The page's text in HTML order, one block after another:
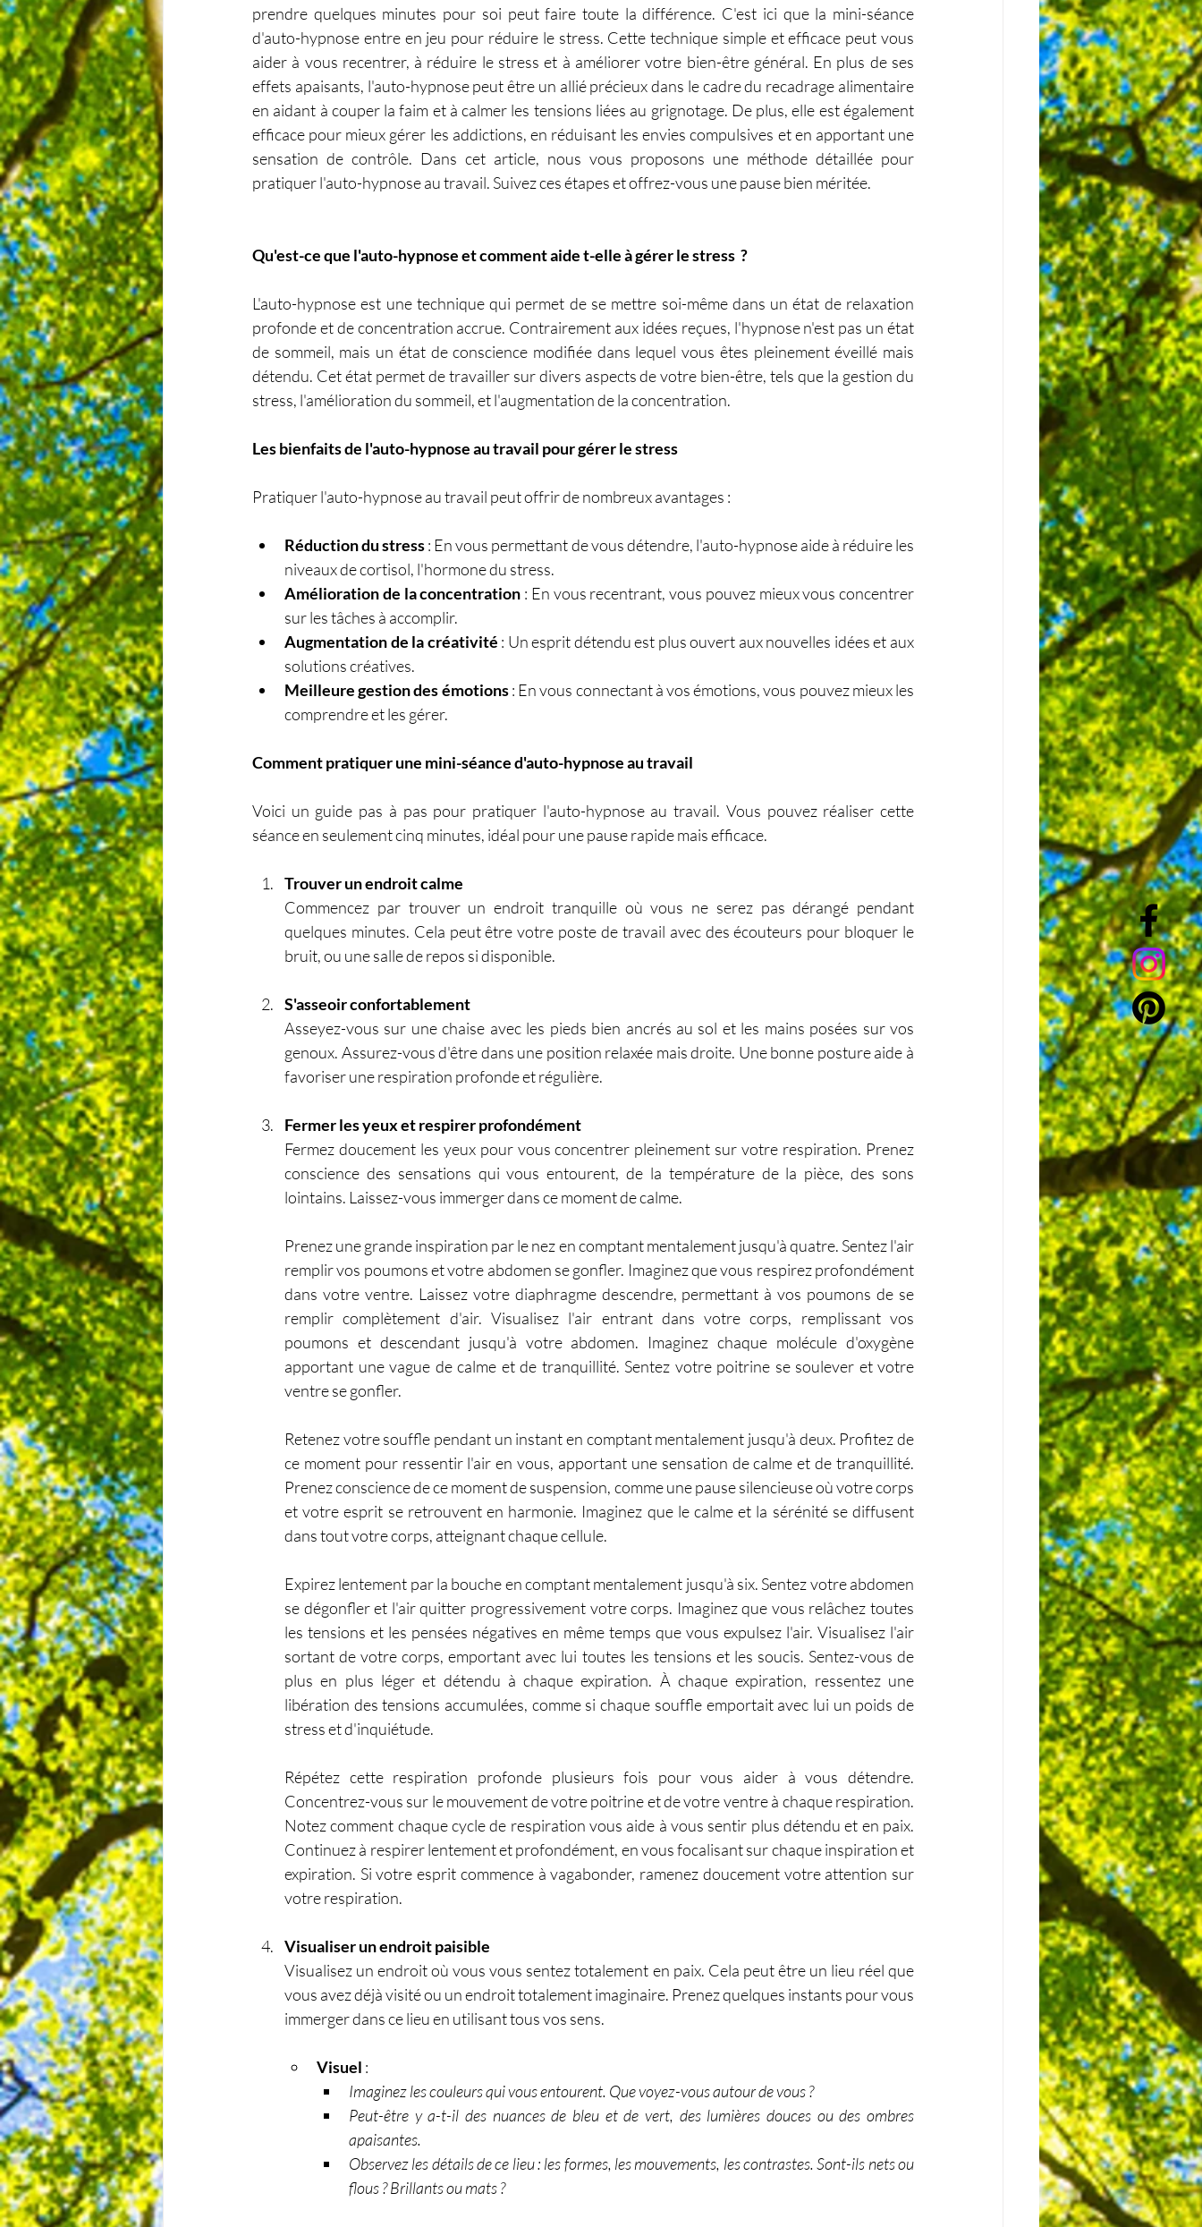
prendre quelques minutes pour soi peut faire toute la différence. C'est ici que la mini-séance
d'auto-hypnose entre en jeu pour réduire le stress. Cette technique simple et efficace peut vous
aider à vous recentrer, à réduire le stress et à améliorer votre bien-être général. En plus de ses
effets apaisants, l'auto-hypnose peut être un allié précieux dans le cadre du recadrage alimentaire
en aidant à couper la faim et à calmer les tensions liées au grignotage. De plus, elle est également
efficace pour mieux gérer les addictions, en réduisant les envies compulsives et en apportant une
sensation de contrôle. Dans cet article, nous vous proposons une méthode détaillée pour
pratiquer l'auto-hypnose au travail. Suivez ces étapes et offrez-vous une pause bien méritée.
Qu'est-ce que l'auto-hypnose et comment aide t-elle à gérer le stress  ?
L'auto-hypnose est une technique qui permet de se mettre soi-même dans un état de relaxation
profonde et de concentration accrue. Contrairement aux idées reçues, l'hypnose n'est pas un état
de sommeil, mais un état de conscience modifiée dans lequel vous êtes pleinement éveillé mais
détendu. Cet état permet de travailler sur divers aspects de votre bien-être, tels que la gestion du
stress, l'amélioration du sommeil, et l'augmentation de la concentration.
Les bienfaits de l'auto-hypnose au travail pour gérer le stress
Pratiquer l'auto-hypnose au travail peut offrir de nombreux avantages :
Réduction du stress : En vous permettant de vous détendre, l'auto-hypnose aide à réduire les
niveaux de cortisol, l'hormone du stress.
Amélioration de la concentration : En vous recentrant, vous pouvez mieux vous concentrer
sur les tâches à accomplir.
Augmentation de la créativité : Un esprit détendu est plus ouvert aux nouvelles idées et aux
solutions créatives.
Meilleure gestion des émotions : En vous connectant à vos émotions, vous pouvez mieux les
comprendre et les gérer.
Comment pratiquer une mini-séance d'auto-hypnose au travail
Voici un guide pas à pas pour pratiquer l'auto-hypnose au travail. Vous pouvez réaliser cette
séance en seulement cinq minutes, idéal pour une pause rapide mais efficace.
Trouver un endroit calme
Commencez par trouver un endroit tranquille où vous ne serez pas dérangé pendant
quelques minutes. Cela peut être votre poste de travail avec des écouteurs pour bloquer le
bruit, ou une salle de repos si disponible.
S'asseoir confortablement
Asseyez-vous sur une chaise avec les pieds bien ancrés au sol et les mains posées sur vos
genoux. Assurez-vous d'être dans une position relaxée mais droite. Une bonne posture aide à
favoriser une respiration profonde et régulière.
Fermer les yeux et respirer profondément
Fermez doucement les yeux pour vous concentrer pleinement sur votre respiration. Prenez
conscience des sensations qui vous entourent, de la température de la pièce, des sons
lointains. Laissez-vous immerger dans ce moment de calme.
Prenez une grande inspiration par le nez en comptant mentalement jusqu'à quatre. Sentez l'air
remplir vos poumons et votre abdomen se gonfler. Imaginez que vous respirez profondément
dans votre ventre. Laissez votre diaphragme descendre, permettant à vos poumons de se
remplir complètement d'air. Visualisez l'air entrant dans votre corps, remplissant vos
poumons et descendant jusqu'à votre abdomen. Imaginez chaque molécule d'oxygène
apportant une vague de calme et de tranquillité. Sentez votre poitrine se soulever et votre
ventre se gonfler.
Retenez votre souffle pendant un instant en comptant mentalement jusqu'à deux. Profitez de
ce moment pour ressentir l'air en vous, apportant une sensation de calme et de tranquillité.
Prenez conscience de ce moment de suspension, comme une pause silencieuse où votre corps
et votre esprit se retrouvent en harmonie. Imaginez que le calme et la sérénité se diffusent
dans tout votre corps, atteignant chaque cellule.
Expirez lentement par la bouche en comptant mentalement jusqu'à six. Sentez votre abdomen
se dégonfler et l'air quitter progressivement votre corps. Imaginez que vous relâchez toutes
les tensions et les pensées négatives en même temps que vous expulsez l'air. Visualisez l'air
sortant de votre corps, emportant avec lui toutes les tensions et les soucis. Sentez-vous de
plus en plus léger et détendu à chaque expiration. À chaque expiration, ressentez une
libération des tensions accumulées, comme si chaque souffle emportait avec lui un poids de
stress et d'inquiétude.
Répétez cette respiration profonde plusieurs fois pour vous aider à vous détendre.
Concentrez-vous sur le mouvement de votre poitrine et de votre ventre à chaque respiration.
Notez comment chaque cycle de respiration vous aide à vous sentir plus détendu et en paix.
Continuez à respirer lentement et profondément, en vous focalisant sur chaque inspiration et
expiration. Si votre esprit commence à vagabonder, ramenez doucement votre attention sur
votre respiration.
Visualiser un endroit paisible
Visualisez un endroit où vous vous sentez totalement en paix. Cela peut être un lieu réel que
vous avez déjà visité ou un endroit totalement imaginaire. Prenez quelques instants pour vous
immerger dans ce lieu en utilisant tous vos sens.
Visuel :
Imaginez les couleurs qui vous entourent. Que voyez-vous autour de vous ?
Peut-être y a-t-il des nuances de bleu et de vert, des lumières douces ou des ombres
apaisantes.
Observez les détails de ce lieu : les formes, les mouvements, les contrastes. Sont-ils nets ou
flous ? Brillants ou mats ?